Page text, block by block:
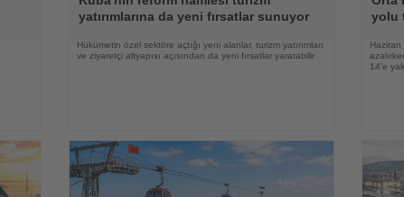
yatırımlarına da yeni fırsatlar sunuyor
Hükümetin özel sektöre açtığı yeni alanlar, turizm yatırımları
ve ziyaretçi altyapısı açısından da yeni fırsatlar yaratabilir
yolu
14’e